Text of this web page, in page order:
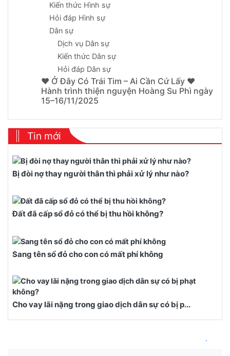
Kiến thức Hình sự
Hỏi đáp Hình sự
Dân sự
Dịch vụ Dân sự
Kiến thức Dân sự
Hỏi đáp Dân sự
❤️ Ở Đây Có Trái Tim – Ai Cần Cứ Lấy ❤️
Hành trình thiện nguyện Hoàng Su Phì ngày
15–16/11/2025
Tin mới
Bị đòi nợ thay người thân thì phải xử lý như nào?
Đất đã cấp sổ đỏ có thể bị thu hồi không?
Sang tên sổ đỏ cho con có mất phí không
Cho vay lãi nặng trong giao dịch dân sự có bị p...
.